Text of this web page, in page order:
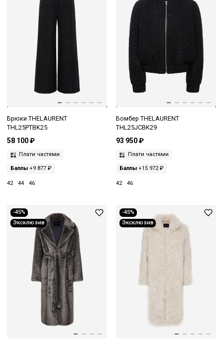
Брюки THELAURENT
THL25PTBK25
58 100 ₽
Плати частями
Баллы +9 877 ₽
42 44 46
Бомбер THELAURENT
THL25JCBK29
93 950 ₽
Плати частями
Баллы+15 972 ₽
42 46
-45%
Эксклюзив
-45%
Эксклюзив